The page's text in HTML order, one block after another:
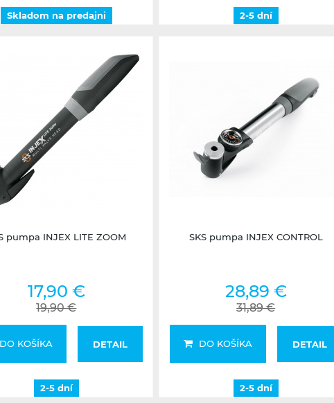
Skladom na predajni 2-5 dní
pumpa INJEX LITE ZOOM
17,90 €
19,90 €
KOŠÍKA DETAIL
2-5 dní
SKS pumpa INJEX CONTROL
28,89 €
31,89 €
DO KOŠÍKA DETAIL
2-5 dní